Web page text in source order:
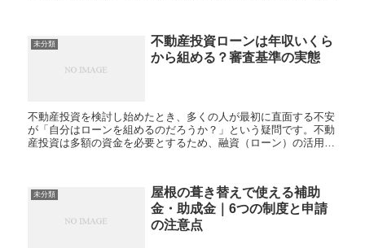
未分類
不動産投資ローンは年収いくら
から組める？審査基準の実態
不動産投資を検討し始めたとき、多くの人が最初に直面する不安
が「自分はローンを組めるのだろうか？」という疑問です。不動
産投資は多額の資金を必要とするため、融資（ローン）の活用は
未分類
屋根の葺き替えで使える補助
金・助成金｜6つの制度と申請
の注意点